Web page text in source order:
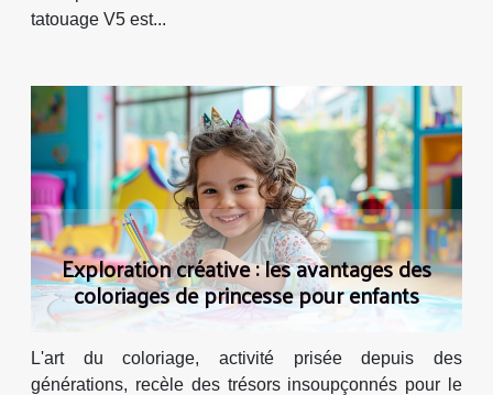
tatouage V5 est...
Exploration créative : les avantages des
coloriages de princesse pour enfants
L'art du coloriage, activité prisée depuis des
générations, recèle des trésors insoupçonnés pour le